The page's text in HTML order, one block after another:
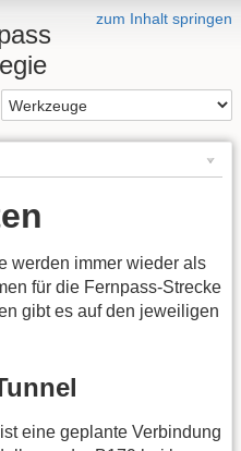
zum Inhalt springen
werden immer wieder als
für die Fernpass-Strecke
gibt es auf den jeweiligen
ist eine geplante Verbindung